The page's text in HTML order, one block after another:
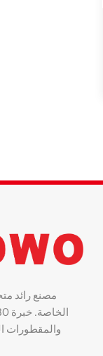
مصنع رائد
والمقطورات